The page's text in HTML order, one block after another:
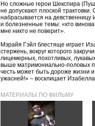
Но сложные герои Шекспира
не допускают плоской
набрасывается на девственницу
и болезненные темы: «кто
мне никто не поверит».
Мэрайя Гэйл блестяще играет
стержень, вокруг которого
лицемерных, похотливых,
выше матримониально-половых
честь может быть дороже жизни
ужасней!» – восклицает
МАТЕРИАЛЫ ПО ФИЛЬМУ